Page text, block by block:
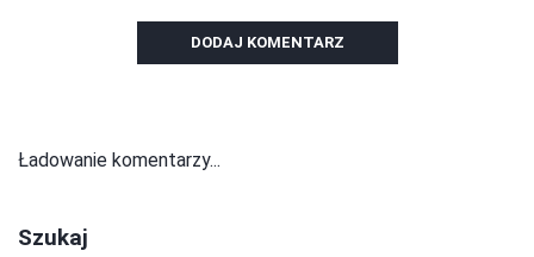
DODAJ KOMENTARZ
Ładowanie komentarzy...
Szukaj